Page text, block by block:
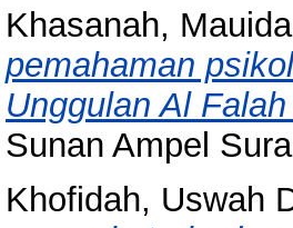
Khasanah,
pemahaman
Unggulan Al
Sunan Ampel
Khofidah, Uswah